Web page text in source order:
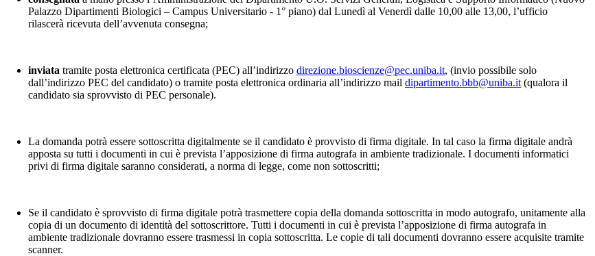
Palazzo Dipartimenti Biologici – Campus Universitario - 1° piano) dal Lunedì al Venerdì dalle 10,00 alle 13,00, l’ufficio
rilascerà ricevuta dell’avvenuta consegna;
inviata tramite posta elettronica certificata (PEC) all’indirizzo direzione.bioscienze@pec.uniba.it, (invio possibile solo
dall’indirizzo PEC del candidato) o tramite posta elettronica ordinaria all’indirizzo mail dipartimento.bbb@uniba.it (qualora il
candidato sia sprovvisto di PEC personale).
La domanda potrà essere sottoscritta digitalmente se il candidato è provvisto di firma digitale. In tal caso la firma digitale andrà
apposta su tutti i documenti in cui è prevista l’apposizione di firma autografa in ambiente tradizionale. I documenti informatici
privi di firma digitale saranno considerati, a norma di legge, come non sottoscritti;
Se il candidato è sprovvisto di firma digitale potrà trasmettere copia della domanda sottoscritta in modo autografo, unitamente alla
copia di un documento di identità del sottoscrittore. Tutti i documenti in cui è prevista l’apposizione di firma autografa in
ambiente tradizionale dovranno essere trasmessi in copia sottoscritta. Le copie di tali documenti dovranno essere acquisite tramite
scanner.